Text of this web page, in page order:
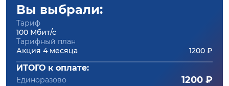
Вы выбрали:
Тариф
100 Мбит/с
Тарифный план
Акция 4 месяца
1200 ₽
ИТОГО к оплате:
Единоразово 1200 ₽